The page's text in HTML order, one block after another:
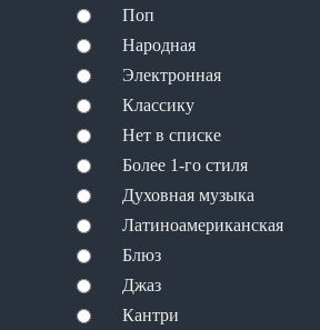
Поп
Народная
Электронная
Классику
Нет в списке
Более 1-го стиля
Духовная музыка
Латиноамериканская
Блюз
Джаз
Кантри